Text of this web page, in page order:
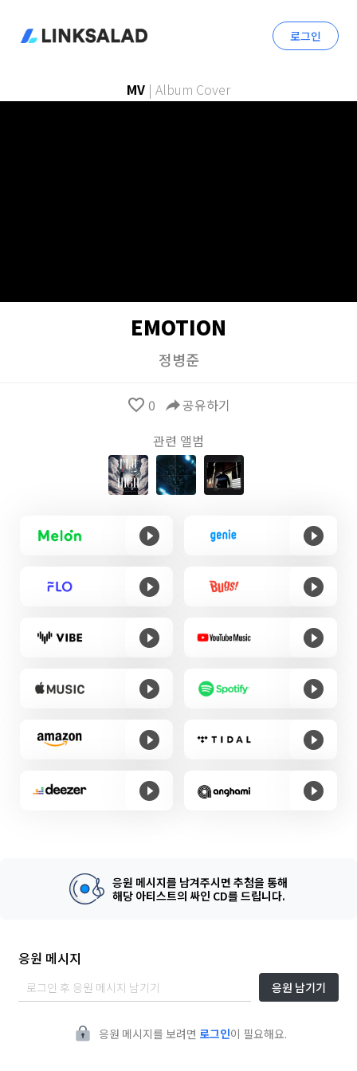
로그인
MV | Album Cover
EMOTION
정병준
favorite_border 0 reply공유하기
관련 앨범
응원 메시지를 남겨주시면 추첨을 통해
해당 아티스트의 싸인 CD를 드립니다.
응원 메시지
응원 남기기
응원 메시지를 보려면 로그인이 필요해요.